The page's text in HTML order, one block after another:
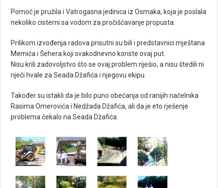
Pomoć je pružila i Vatrogasna jedinica iz Osmaka, koja je poslala
nekoliko cisterni sa vodom za pročišćavanje propusta.
Prilikom izvođenja radova prisutni su bili i predstavnici mještana
Memića i Šehera koji svakodnevno koriste ovaj put.
Nisu krili zadovoljstvo što se ovaj problem riješio, a nisu štedili ni
riječi hvale za Seada Džafića i njegovu ekipu.
Također su istakli da je bilo puno obećanja od ranijih načelnika
Rasima Omerovića i Nedžada Džafića, ali da je eto rješenje
problema čekalo na Seada Džafića.